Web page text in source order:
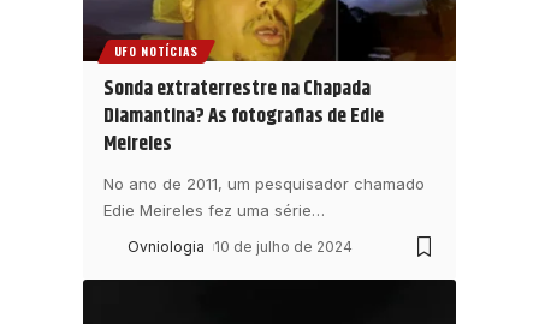
UFO NOTÍCIAS
Sonda extraterrestre na Chapada
Diamantina? As fotografias de Edie
Meireles
No ano de 2011, um pesquisador chamado
Edie Meireles fez uma série…
Ovniologia 10 de julho de 2024